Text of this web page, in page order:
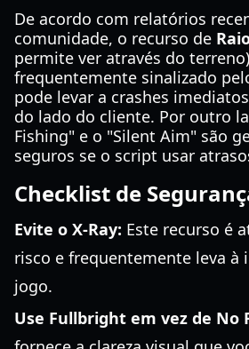
De acordo com relatórios
comunidade, o recurso de
permite ver através do
frequentemente sinalizado
pode levar a crashes
do lado do cliente. Por outro
Fishing" e o "Silent Aim" são
seguros se o script usar
Checklist de
Evite o X-Ray: Este recurso é
risco e frequentemente leva à
jogo.
Use Fullbright em vez de No